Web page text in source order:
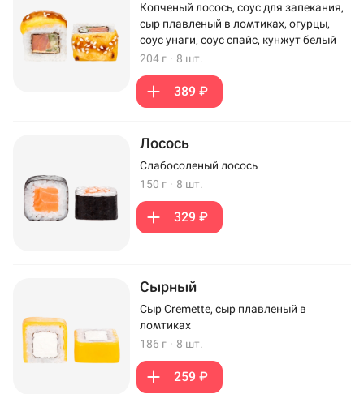
Копченый лосось, соус для запекания,
сыр плавленый в ломтиках, огурцы,
соус унаги, соус спайс, кунжут белый
204 г · 8 шт.
389 ₽
Лосось
Слабосоленый лосось
150 г · 8 шт.
329 ₽
Сырный
Сыр Cremette, сыр плавленый в
ломтиках
186 г · 8 шт.
259 ₽